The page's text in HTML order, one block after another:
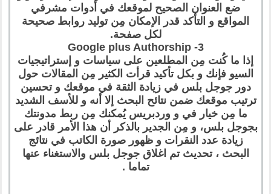
ضع العنوان الصحيح لموقعك في أدوات مشرفي
المواقع و التأكد قدر الإمكان مِن توليد روابط صحيحة
لكل صفحة.
3- Google plus Authorship
إذا ما كُنت مِن المطلعين على سياسات و إستراتيجيات
السيو فإنك و بكل تأكيد قرأت الكثير مِن المقالات حول
دور جوجل بلس في زيادة الثقة في موقعك و تحسين
ترتيب موقعك ضمن نتائح البحث إلا أنه و للأسف الشديد
ما مِن خيار في و وردبريس يُمكنك مِن ربط مدونتك
بجوجل بلس، و مِن الجدير بالذكر أن هذا الأمر قادر على
زيادة عدد النقرات و ظهور صورة الكاتب في نتائج
البحث ، تحديث تم اغلاق جوجل بلس والاستغناء عنها
تماما .